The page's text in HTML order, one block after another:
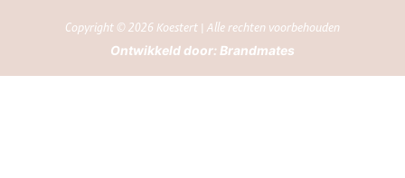
Copyright © 2026 Koestert | Alle rechten voorbehouden
Ontwikkeld door: Brandmates